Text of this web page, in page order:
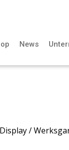
News
/